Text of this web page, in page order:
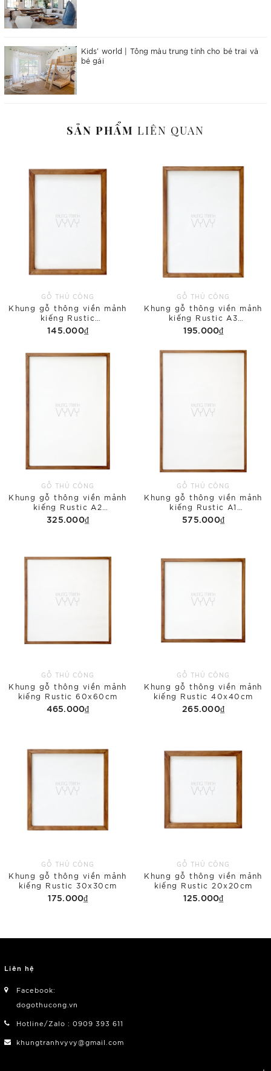
Kids’ world | Tông màu trung tính cho bé trai và
bé gái
SẢN PHẨM LIÊN QUAN
GỖ THỦ CÔNG
Khung gỗ thông viền mảnh
kiếng Rustic
A4(210x297mm)
145.000₫
GỖ THỦ CÔNG
Khung gỗ thông viền mảnh
kiếng Rustic A3
(297x420mm)
195.000₫
GỖ THỦ CÔNG
Khung gỗ thông viền mảnh
kiếng Rustic A2
(420x594mm)
325.000₫
GỖ THỦ CÔNG
Khung gỗ thông viền mảnh
kiếng Rustic A1
(594x841mm)
575.000₫
GỖ THỦ CÔNG
Khung gỗ thông viền mảnh
kiếng Rustic 60x60cm
465.000₫
GỖ THỦ CÔNG
Khung gỗ thông viền mảnh
kiếng Rustic 40x40cm
265.000₫
GỖ THỦ CÔNG
Khung gỗ thông viền mảnh
kiếng Rustic 30x30cm
175.000₫
GỖ THỦ CÔNG
Khung gỗ thông viền mảnh
kiếng Rustic 20x20cm
125.000₫
Liên hệ
Facebook:
dogothucong.vn
Hotline/Zalo : 0909 393 611
khungtranhvyvy@gmail.com